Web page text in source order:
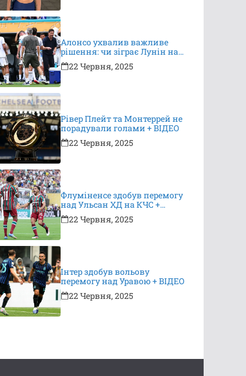
Алонсо ухвалив важливе
рішення: чи зіграє Лунін на
КЧС?
22 Червня, 2025
Рівер Плейт та Монтеррей не
порадували голами + ВІДЕО
22 Червня, 2025
Флуміненсе здобув перемогу
над Ульсан ХД на КЧС +
ВІДЕО
22 Червня, 2025
Інтер здобув вольову
перемогу над Уравою + ВІДЕО
22 Червня, 2025